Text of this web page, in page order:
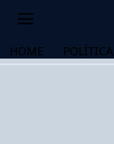
HOME POLÍTICA